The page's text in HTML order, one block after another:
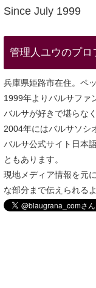
Since July 1999
管理人ユウのプロ
兵庫県姫路市在住。ペ
1999年よりバルサファ
バルサが好きで堪らな
2004年にはバルサソシ
バルサ公式サイト日本
ともあります。
現地メディア情報を元
な部分まで伝えられる